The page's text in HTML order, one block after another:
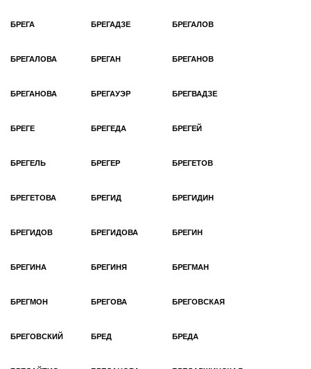
БРЕГА БРЕГАДЗЕ БРЕГАЛОВ
БРЕГАЛОВА БРЕГАН БРЕГАНОВ
БРЕГАНОВА БРЕГАУЭР БРЕГВАДЗЕ
БРЕГЕ БРЕГЕДА БРЕГЕЙ
БРЕГЕЛЬ БРЕГЕР БРЕГЕТОВ
БРЕГЕТОВА БРЕГИД БРЕГИДИН
БРЕГИДОВ БРЕГИДОВА БРЕГИН
БРЕГИНА БРЕГИНЯ БРЕГМАН
БРЕГМОН БРЕГОВА БРЕГОВСКАЯ
БРЕГОВСКИЙ БРЕД БРЕДА